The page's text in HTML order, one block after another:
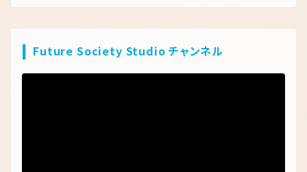
Future Society Studio チャンネル